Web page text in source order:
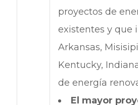
proyectos de
existentes y que
Arkansas,
Kentucky,
de energía
El mayor